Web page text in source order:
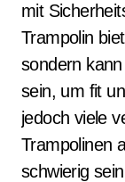
mit
Trampolin
sondern
sein, um fit
jedoch viele
Trampolinen
schwierig